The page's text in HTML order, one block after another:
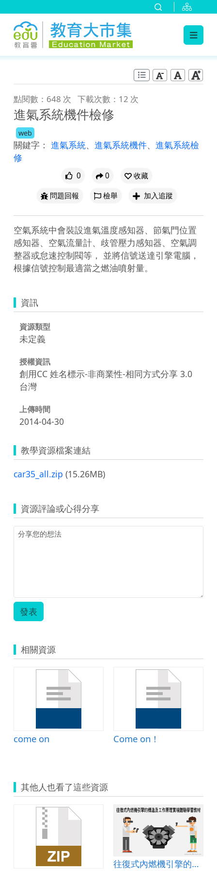
點閱數：648 次 下載次數：12 次
進氣系統機件檢修
web
關鍵字： 進氣系統、 進氣系統機件、 進氣系統檢
修
0 0
收藏
問題回報
檢舉 加入追蹤
空氣系統中會裝設進氣溫度感知器、節氣門位置
感知器、空氣流量計、歧管壓力感知器、空氣調
整器或怠速控制閥等， 並將信號送達引擎電腦，
資訊
資源類型
未定義
授權資訊
創用CC 姓名標示-非商業性-相同方式分享 3.0
台灣
上傳時間
2014-04-30
教學資源檔案連結
car35_all.zip (15.26MB)
資源評論或心得分享
發表
相關資源
come on Come on！
其他人也看了這些資源
往復式內燃機引擎的構造及工作原理實境體驗學習教材